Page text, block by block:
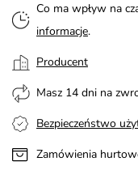
Co ma wpływ na
informacje.
Producent
Masz 14 dni na
Bezpieczeństwo
Zamówienia